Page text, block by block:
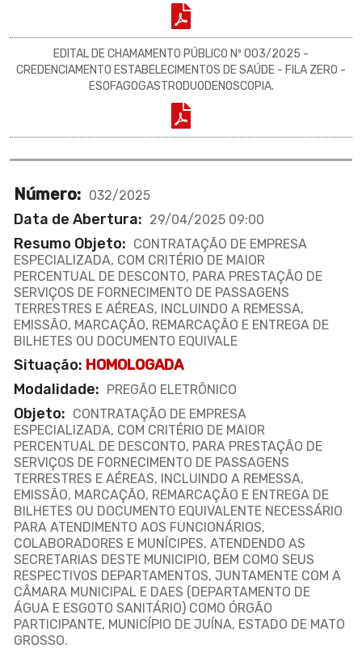
EDITAL DE CHAMAMENTO PÚBLICO Nº 003/2025 -
CREDENCIAMENTO ESTABELECIMENTOS DE SAÚDE - FILA ZERO -
ESOFAGOGASTRODUODENOSCOPIA.
Número: 032/2025
Data de Abertura: 29/04/2025 09:00
Resumo Objeto: CONTRATAÇÃO DE EMPRESA
ESPECIALIZADA, COM CRITÉRIO DE MAIOR
PERCENTUAL DE DESCONTO, PARA PRESTAÇÃO DE
SERVIÇOS DE FORNECIMENTO DE PASSAGENS
TERRESTRES E AÉREAS, INCLUINDO A REMESSA,
EMISSÃO, MARCAÇÃO, REMARCAÇÃO E ENTREGA DE
BILHETES OU DOCUMENTO EQUIVALE
Situação: HOMOLOGADA
Modalidade: PREGÃO ELETRÔNICO
Objeto: CONTRATAÇÃO DE EMPRESA
ESPECIALIZADA, COM CRITÉRIO DE MAIOR
PERCENTUAL DE DESCONTO, PARA PRESTAÇÃO DE
SERVIÇOS DE FORNECIMENTO DE PASSAGENS
TERRESTRES E AÉREAS, INCLUINDO A REMESSA,
EMISSÃO, MARCAÇÃO, REMARCAÇÃO E ENTREGA DE
BILHETES OU DOCUMENTO EQUIVALENTE NECESSÁRIO
PARA ATENDIMENTO AOS FUNCIONÁRIOS,
COLABORADORES E MUNÍCIPES, ATENDENDO AS
SECRETARIAS DESTE MUNICIPIO, BEM COMO SEUS
RESPECTIVOS DEPARTAMENTOS, JUNTAMENTE COM A
CÂMARA MUNICIPAL E DAES (DEPARTAMENTO DE
ÁGUA E ESGOTO SANITÁRIO) COMO ÓRGÃO
PARTICIPANTE, MUNICÍPIO DE JUÍNA, ESTADO DE MATO
GROSSO.